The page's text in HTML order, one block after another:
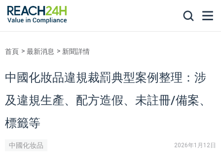
首頁 最新消息 新聞詳情
中國化妝品違規裁罰典型案例整理：涉
及違規生產、配方造假、未註冊/備案、
標籤等
中國化妆品 2026年1月12日